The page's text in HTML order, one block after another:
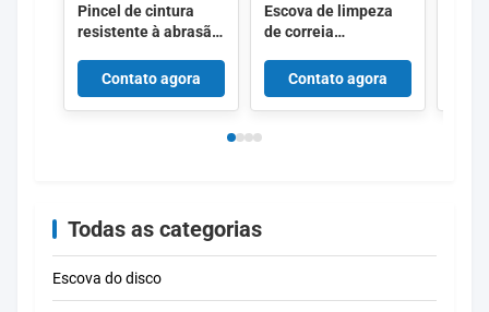
de cerdas e
densidades
Pincel de cintura
resistente à abrasão
superfície Pincel de
limpeza de cintura
de nylon flexível
Contato agora
Escova de limpeza
de correia
nylon resistente ao
desgaste com base
de borracha ou PVC
Contato agora
Todas as categorias
Escova do disco